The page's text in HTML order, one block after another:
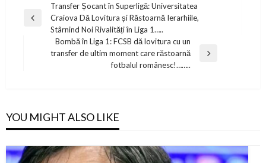
navigation
Previous
Transfer Șocant în Superligă: Universitatea
Craiova Dă Lovitura și Răstoarnă Ierarhiile,
Stârnind Noi Rivalități în Liga 1…..
Next
Bombă în Liga 1: FCSB dă lovitura cu un
transfer de ultim moment care răstoarnă
fotbalul românesc!……..
YOU MIGHT ALSO LIKE